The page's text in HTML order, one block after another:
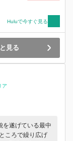
Huluで今すぐ見る
見る
ア
を遂げている最中
ころで繰り広げ